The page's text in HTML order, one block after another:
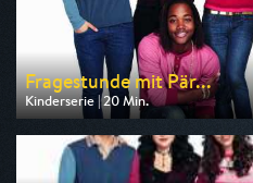
Fragestunde mit Pär...
Kinderserie | 20 Min.
Ausgestrahlt von Nickelodeon
am 14.08.2026, 01:00